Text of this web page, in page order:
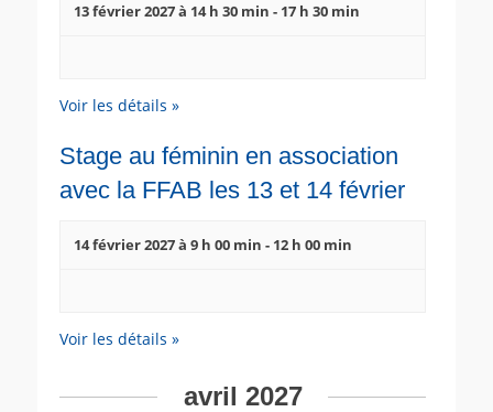
13 février 2027 à 14 h 30 min - 17 h 30 min
Voir les détails »
Stage au féminin en association
avec la FFAB les 13 et 14 février
14 février 2027 à 9 h 00 min - 12 h 00 min
Voir les détails »
avril 2027